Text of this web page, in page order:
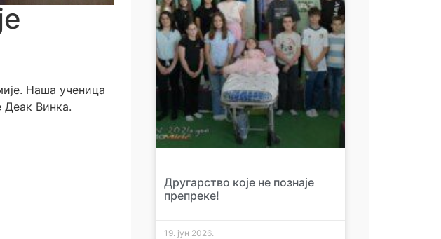
Наша ученица
Деак Винка.
Другарство које не познаје
препреке!
19. јун 2026.